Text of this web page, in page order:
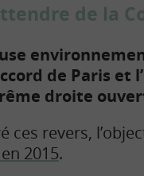
de la
de Paris et
droite
ces revers,
2015.